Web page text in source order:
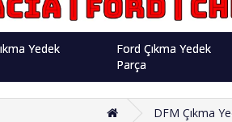
Yedek
Ford Çıkma Yedek
Parça
DFM Çıkma